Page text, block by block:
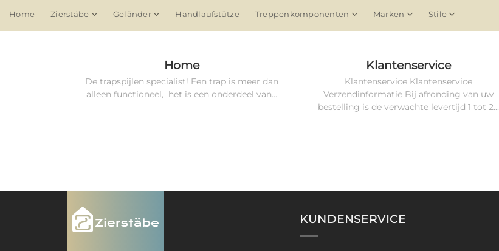
Home Zierstäbe Geländer Handlaufstütze Treppenkomponenten Marken Stile
Home
De trapspijlen specialist! Een trap is meer dan
alleen functioneel, het is een onderdeel van...
Klantenservice
Klantenservice Klantenservice
Verzendinformatie Bij afronding van uw
bestelling is de verwachte levertijd 1 tot 2...
KUNDENSERVICE